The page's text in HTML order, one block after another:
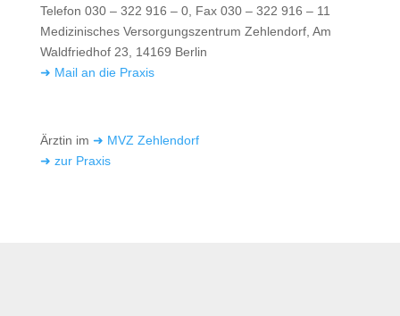
Telefon 030 – 322 916 – 0, Fax 030 – 322 916 – 11
Medizinisches Versorgungszentrum Zehlendorf, Am
Waldfriedhof 23, 14169 Berlin
➜ Mail an die Praxis
Ärztin im ➜ MVZ Zehlendorf
➜ zur Praxis